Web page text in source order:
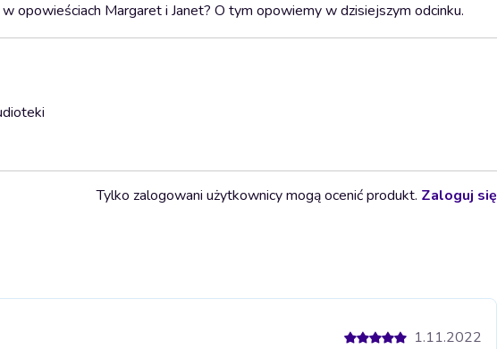
opowieściach Margaret i Janet? O tym opowiemy w dzisiejszym odcinku.
Tylko zalogowani użytkownicy mogą ocenić produkt. Zaloguj się
1.11.2022